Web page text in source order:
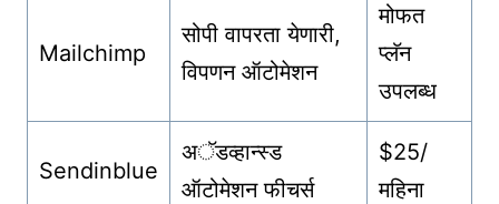
Mailchimp
सोपी वापरता येणारी,
विपणन ऑटोमेशन
मोफत
प्लॅन
उपलब्ध
Sendinblue
अॅडव्हान्स्ड
ऑटोमेशन फीचर्स
$25/
महिना